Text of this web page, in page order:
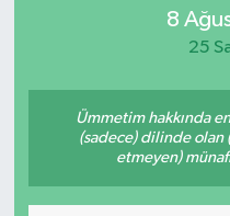
8
25
Ümmetim hakkında
(sadece) dilinde olan
etmeyen)
ÖZEL HABER
RESMİ İLANLAR
SAĞLIK